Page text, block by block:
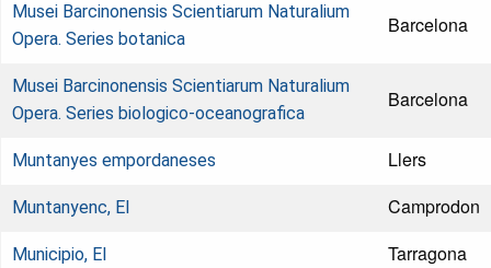
Musei Barcinonensis Scientiarum Naturalium
Opera. Series botanica
Barcelona
Musei Barcinonensis Scientiarum Naturalium
Opera. Series biologico-oceanografica
Barcelona
Muntanyes empordaneses Llers
Muntanyenc, El Camprodon
Municipio, El Tarragona